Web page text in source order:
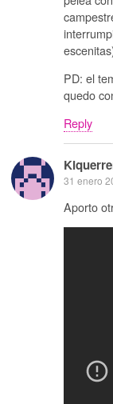
PD: el
quedo
Reply
31 enero
Aporto